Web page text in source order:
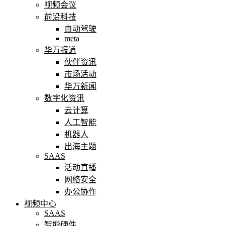
视频会议
前沿科技
自动驾驶
meta
华万报道
伙伴资讯
市场活动
华万新闻
数字化资讯
云计算
人工智能
机器人
出海主题
SAAS
活动直播
网络安全
办公协作
视频中心
SAAS